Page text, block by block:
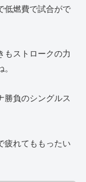
低燃費で試合がで
もストロークの力
勝負のシングルス
疲れてももったい